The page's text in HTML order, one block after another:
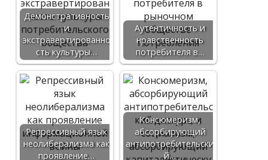
Демонстративность
и
экстравертированно
сть культуры…
Аутентичность и
нравственность
потребителя в…
Репрессивный язык
неолиберализма как
проявление…
Консюмеризм,
абсорбирующий
антипотребительски
й…